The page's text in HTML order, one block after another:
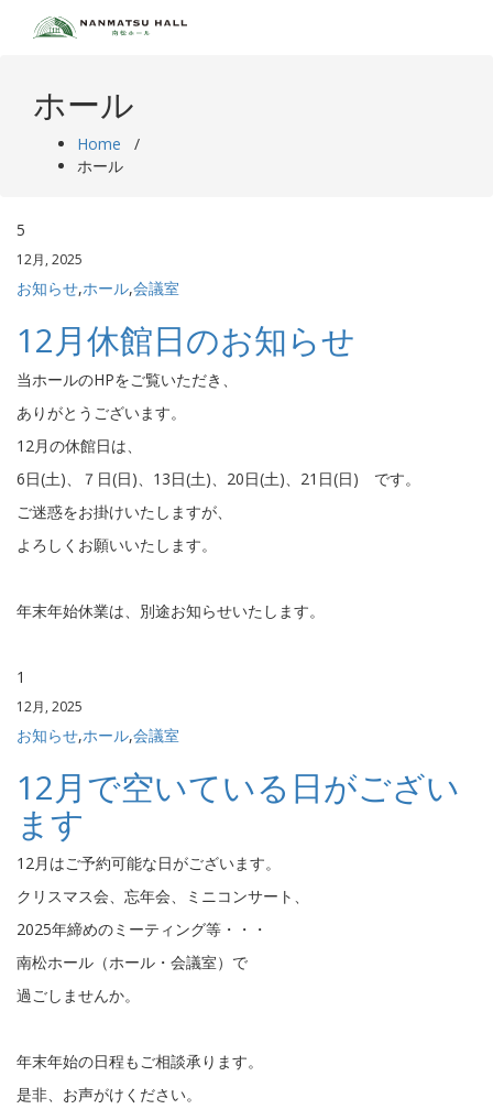
ホール
Home /
ホール
5
12月, 2025
お知らせ,ホール,会議室
12月休館日のお知らせ
当ホールのHPをご覧いただき、
ありがとうございます。
12月の休館日は、
6日(土)、７日(日)、13日(土)、20日(土)、21日(日) です。
ご迷惑をお掛けいたしますが、
よろしくお願いいたします。
年末年始休業は、別途お知らせいたします。
1
12月, 2025
お知らせ,ホール,会議室
12月で空いている日がござい
ます
12月はご予約可能な日がございます。
クリスマス会、忘年会、ミニコンサート、
2025年締めのミーティング等・・・
南松ホール（ホール・会議室）で
過ごしませんか。
年末年始の日程もご相談承ります。
是非、お声がけください。